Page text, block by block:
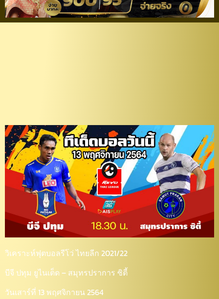
วิเคราะห์ฟุตบอลรีโว่ ไทยลีก 2021/22
บีจี ปทุม ยูไนเต็ด – สมุทรปราการ ซิตี้
วันเสาร์ที่ 13 พฤศจิกายน 2564